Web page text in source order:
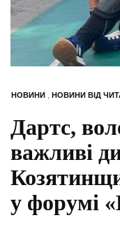
НОВИНИ НОВИНИ ВІД
Дартс,
важливі
у форумі